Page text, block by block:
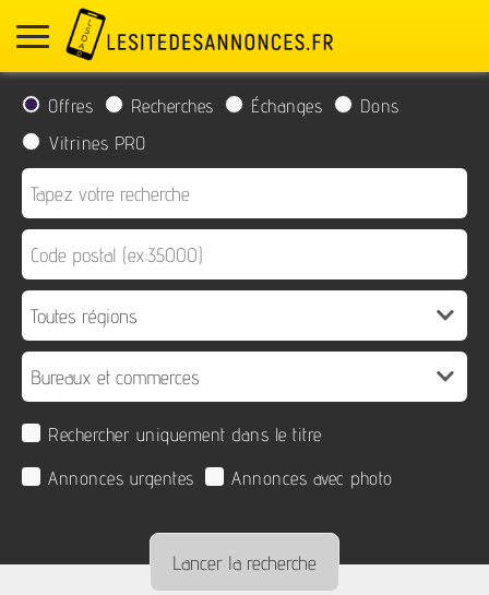
Offres Recherches Échanges
Dons
Vitrines PRO
Rechercher uniquement dans le titre
Annonces urgentes
Annonces avec photo